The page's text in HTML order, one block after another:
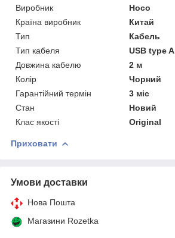
Виробник
Hoco
Країна виробник
Китай
Тип
Кабель
Тип кабеля
USB type A
Довжина кабелю
2 м
Колір
Чорний
Гарантійний термін
3 міс
Стан
Новий
Клас якості
Original
Приховати
Умови доставки
Нова Пошта
Магазини Rozetka